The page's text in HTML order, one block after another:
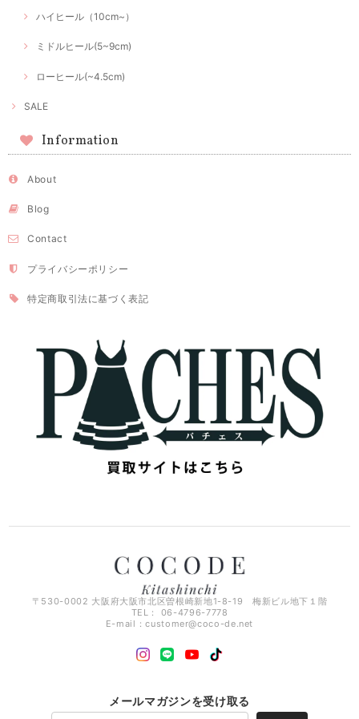
ハイヒール（10cm~）
ミドルヒール(5~9cm)
ローヒール(~4.5cm)
SALE
Information
About
Blog
Contact
プライバシーポリシー
特定商取引法に基づく表記
〒530-0002 大阪府大阪市北区曽根崎新地1-8-19 梅新ビル地下１階
TEL： 06-4796-7778
E-mail：customer@coco-de.net
メールマガジンを受け取る